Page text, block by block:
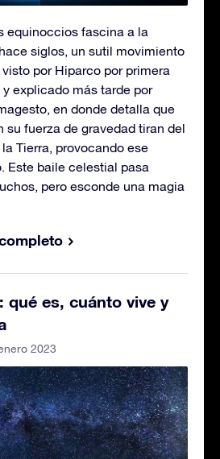
equinoccios fascina a la
siglos, un sutil movimiento
por Hiparco por primera
explicado más tarde por
en donde detalla que
su fuerza de gravedad tiran del
Tierra, provocando ese
Este baile celestial pasa
pero esconde una magia
qué es, cuánto vive y
2023